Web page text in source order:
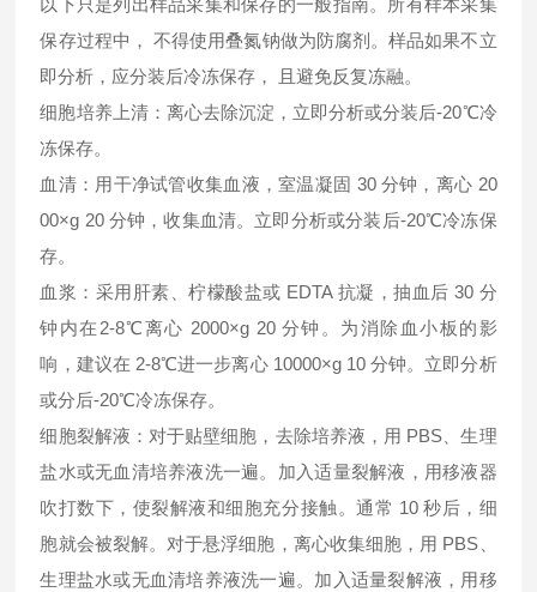
以下只是列出样品采集和保存的一般指南。所有样本采集
保存过程中， 不得使用叠氮钠做为防腐剂。样品如果不立
即分析，应分装后冷冻保存， 且避免反复冻融。
细胞培养上清：离心去除沉淀，立即分析或分装后-20℃冷
冻保存。
血清：用干净试管收集血液，室温凝固 30 分钟，离心 20
00×g 20 分钟，收集血清。立即分析或分装后-20℃冷冻保
存。
血浆：采用肝素、柠檬酸盐或 EDTA 抗凝，抽血后 30 分
钟内在2-8℃离心 2000×g 20 分钟。为消除血小板的影
响，建议在 2-8℃进一步离心 10000×g 10 分钟。立即分析
或分后-20℃冷冻保存。
细胞裂解液：对于贴壁细胞，去除培养液，用 PBS、生理
盐水或无血清培养液洗一遍。加入适量裂解液，用移液器
吹打数下，使裂解液和细胞充分接触。通常 10 秒后，细
胞就会被裂解。对于悬浮细胞，离心收集细胞，用 PBS、
生理盐水或无血清培养液洗一遍。加入适量裂解液，用移